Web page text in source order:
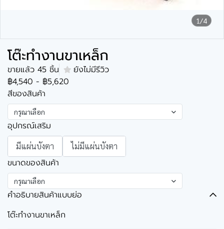
1/4
โต๊ะทำงานขาเหล็ก
ขายแล้ว 45 ชิ้น
ยังไม่มีรีวิว
฿4,540 - ฿5,620
สีของสินค้า
กรุณาเลือก
อุปกรณ์เสริม
มีแผ่นบังตา ไม่มีแผ่นบังตา
ขนาดของสินค้า
กรุณาเลือก
คำอธิบายสินค้าแบบย่อ
โต๊ะทำงานขาเหล็ก